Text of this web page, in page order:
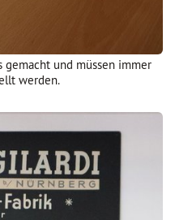
und müssen immer
werden.